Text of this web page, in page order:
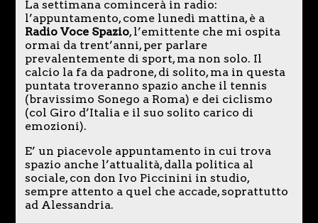
La settimana comincerà in radio:
l’appuntamento, come lunedì mattina, è a
Radio Voce Spazio, l’emittente che mi ospita
ormai da trent’anni, per parlare
prevalentemente di sport, ma non solo. Il
calcio la fa da padrone, di solito, ma in questa
puntata troveranno spazio anche il tennis
(bravissimo Sonego a Roma) e dei ciclismo
(col Giro d’Italia e il suo solito carico di
emozioni).
E’ un piacevole appuntamento in cui trova
spazio anche l’attualità, dalla politica al
sociale, con don Ivo Piccinini in studio,
sempre attento a quel che accade, soprattutto
ad Alessandria.